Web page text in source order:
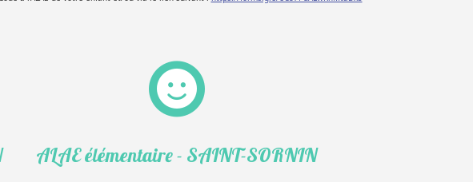
ALAE élémentaire - SAINT-SORNIN